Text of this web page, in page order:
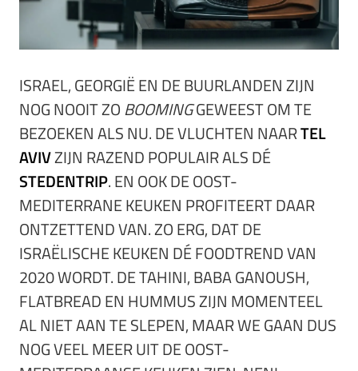
ISRAEL, GEORGIË EN DE BUURLANDEN ZIJN
NOG NOOIT ZOBOOMINGGEWEEST OM TE
BEZOEKEN ALS NU. DE VLUCHTEN NAARTEL
AVIVZIJN RAZEND POPULAIR ALS DÉ
STEDENTRIP. EN OOK DE OOST-
MEDITERRANE KEUKEN PROFITEERT DAAR
ONTZETTEND VAN. ZO ERG, DAT DE
ISRAËLISCHE KEUKEN DÉ FOODTREND VAN
2020 WORDT. DE TAHINI, BABA GANOUSH,
FLATBREAD EN HUMMUS ZIJN MOMENTEEL
AL NIET AAN TE SLEPEN, MAAR WE GAAN DUS
NOG VEEL MEER UIT DE OOST-